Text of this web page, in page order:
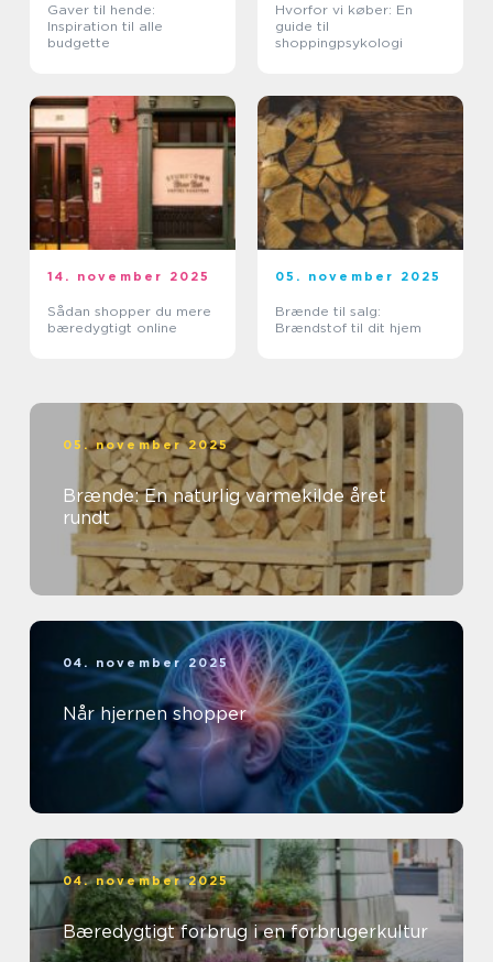
Gaver til hende:
Inspiration til alle
budgette
Hvorfor vi køber: En
guide til
shoppingpsykologi
14. november 2025
Sådan shopper du mere
bæredygtigt online
05. november 2025
Brænde til salg:
Brændstof til dit hjem
05. november 2025
Brænde: En naturlig varmekilde året
rundt
04. november 2025
Når hjernen shopper
04. november 2025
Bæredygtigt forbrug i en forbrugerkultur